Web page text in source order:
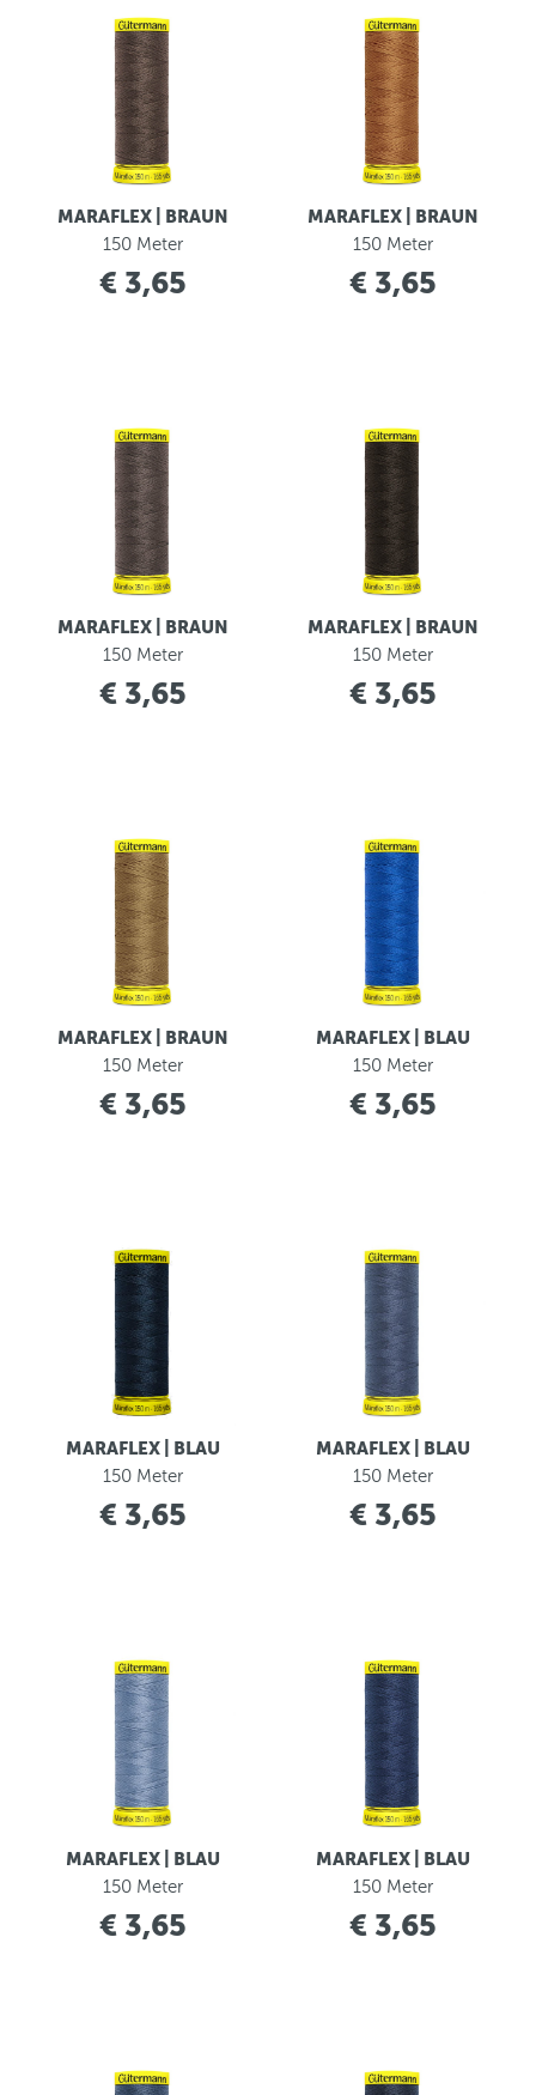
MARAFLEX | BRAUN
150 Meter
€ 3,65
MARAFLEX | BRAUN
150 Meter
€ 3,65
MARAFLEX | BRAUN
150 Meter
€ 3,65
MARAFLEX | BRAUN
150 Meter
€ 3,65
MARAFLEX | BRAUN
150 Meter
€ 3,65
MARAFLEX | BLAU
150 Meter
€ 3,65
MARAFLEX | BLAU
150 Meter
€ 3,65
MARAFLEX | BLAU
150 Meter
€ 3,65
MARAFLEX | BLAU
150 Meter
€ 3,65
MARAFLEX | BLAU
150 Meter
€ 3,65